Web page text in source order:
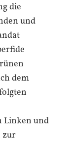
die
und
dem
Linken und
zur